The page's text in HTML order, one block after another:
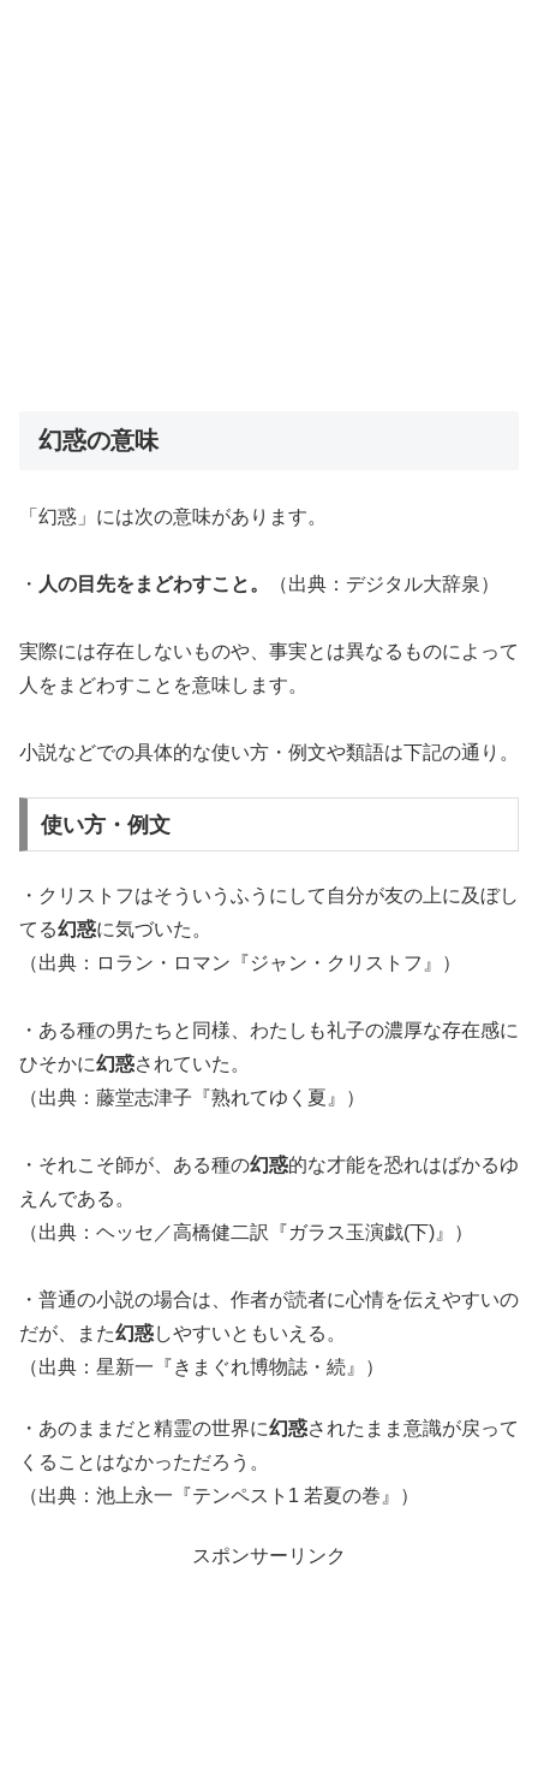
幻惑の意味
「幻惑」には次の意味があります。
・ 人の目先をまどわすこと。 （出典：デジタル大辞泉）
実際には存在しないものや、事実とは異なるものによって
人をまどわすことを意味します。
小説などでの具体的な使い方・例文や類語は下記の通り。
使い方・例文
・クリストフはそういうふうにして自分が友の上に及ぼし
てる幻惑に気づいた。
（出典：ロラン・ロマン『ジャン・クリストフ』）
・ある種の男たちと同様、わたしも礼子の濃厚な存在感に
ひそかに幻惑されていた。
（出典：藤堂志津子『熟れてゆく夏』）
・それこそ師が、ある種の幻惑的な才能を恐れはばかるゆ
えんである。
（出典：ヘッセ／高橋健二訳『ガラス玉演戯(下)』）
・普通の小説の場合は、作者が読者に心情を伝えやすいの
だが、また幻惑しやすいともいえる。
（出典：星新一『きまぐれ博物誌・続』）
・あのままだと精霊の世界に幻惑されたまま意識が戻って
くることはなかっただろう。
（出典：池上永一『テンペスト1 若夏の巻』）
スポンサーリンク